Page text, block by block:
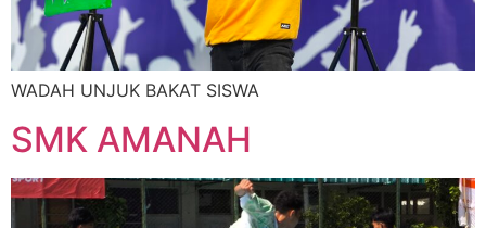
WADAH UNJUK BAKAT SISWA
SMK AMANAH